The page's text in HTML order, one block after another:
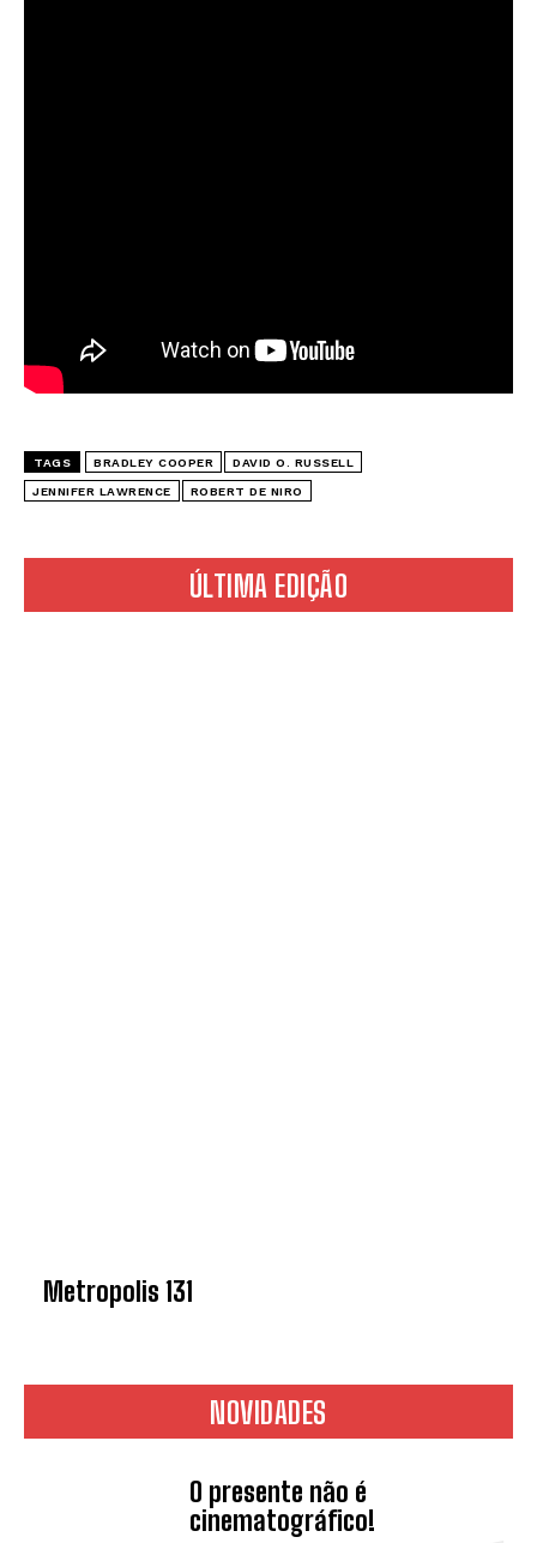
ÚLTIMA EDIÇÃO
Metropolis 131
NOVIDADES
O presente não é
cinematográfico!
TAGS BRADLEY COOPER DAVID O. RUSSELL
JENNIFER LAWRENCE ROBERT DE NIRO